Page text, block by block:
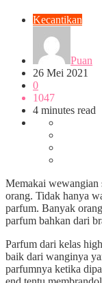
Kecantikan
Puan
26 Mei 2021
0
1047
4 minutes read
Memakai wewangian
orang. Tidak hanya
parfum. Banyak
parfum bahkan dari
Parfum dari kelas
baik dari wanginya
parfumnya ketika